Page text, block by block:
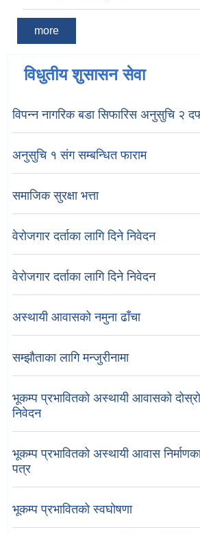
more
विधुतीय शुसासन सेवा
विपन्न नागरिक बडा सिफारिस अनुसुचि २
अनुसुचि १ संग सम्बन्धित फाराम
समाजिक सुरक्षा भत्ता
वेरोजगार दर्ताका लागि दिने निवेदन
वेरोजगार दर्ताका लागि दिने निवेदन
अस्थायी आवासको नमुना ढाँचा
सम्झौताका लागि मन्जुरीनामा
भूकम्प प्रभावितको अस्थायी आवासको
निवेदन
भूकम्प प्रभावितको अस्थायी आवास
पत्र
भूकम्प प्रभावितको स्वघोषणा